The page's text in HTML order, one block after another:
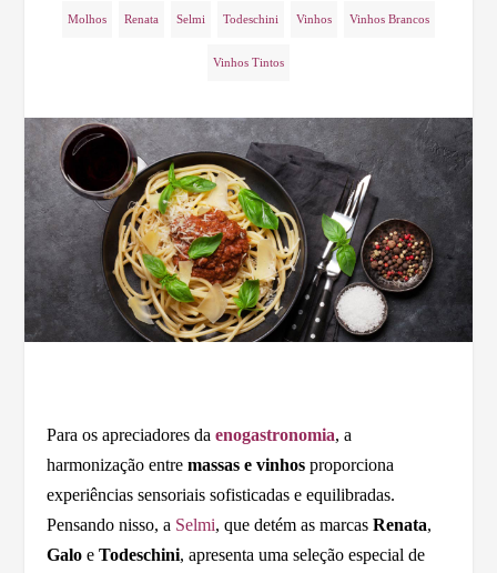
Molhos Renata Selmi Todeschini Vinhos Vinhos Brancos
Vinhos Tintos
Para os apreciadores daenogastronomia, a
harmonização entremassas e vinhos proporciona
experiências sensoriais sofisticadas e equilibradas.
Pensando nisso, a Selmi, que detém as marcasRenata,
Galo eTodeschini, apresenta uma seleção especial de